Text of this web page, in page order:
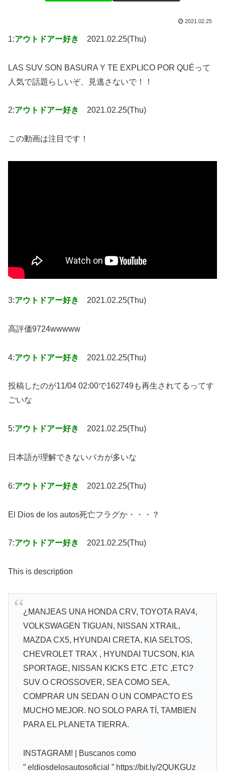
2021.02.25
1:アウトドアー好き 2021.02.25(Thu)
LAS SUV SON BASURA Y TE EXPLICO POR QUÉって
人気で話題らしいぞ、見逃さないで！！
2:アウトドアー好き 2021.02.25(Thu)
この動画は注目です！
3:アウトドアー好き 2021.02.25(Thu)
高評価9724wwwww
4:アウトドアー好き 2021.02.25(Thu)
投稿したのが11/04 02:00で162749も再生されてるってす
ごいな
5:アウトドアー好き 2021.02.25(Thu)
日本語が理解できないバカが多いな
6:アウトドアー好き 2021.02.25(Thu)
El Dios de los autos死亡フラグか・・・？
7:アウトドアー好き 2021.02.25(Thu)
This is description
¿MANJEAS UNA HONDA CRV, TOYOTA RAV4,
VOLKSWAGEN TIGUAN, NISSAN XTRAIL,
MAZDA CX5, HYUNDAI CRETA, KIA SELTOS,
CHEVROLET TRAX , HYUNDAI TUCSON, KIA
SPORTAGE, NISSAN KICKS ETC ,ETC ,ETC?
SUV O CROSSOVER, SEA COMO SEA,
COMPRAR UN SEDAN O UN COMPACTO ES
MUCHO MEJOR. NO SOLO PARA TÍ, TAMBIEN
PARA EL PLANETA TIERRA.
INSTAGRAM! | Buscanos como
” eldiosdelosautosoficial ” https://bit.ly/2QUKGUz